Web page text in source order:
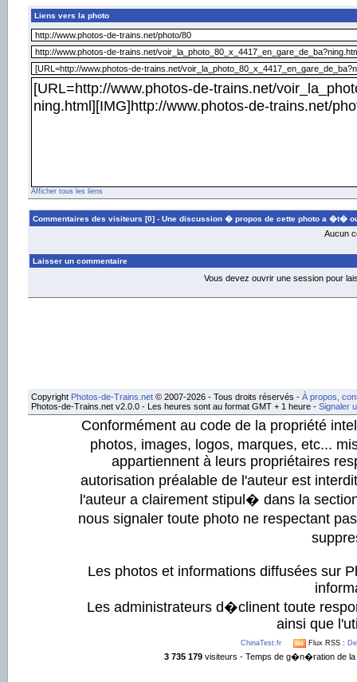
Liens vers la photo
Afficher tous les liens
Commentaires des visiteurs [0] - Une discussion � propos de cette photo a �t�
Aucun
Laisser un commentaire
Vous devez ouvrir une session pour
Copyright Photos-de-Trains.net © 2007-2026 - Tous droits réservés - À propos,
Photos-de-Trains.net v2.0.0 - Les heures sont au format GMT + 1 heure - Signaler
Conformément au code de la propriété
photos, images, logos, marques, etc...
appartiennent à leurs propriétaires
autorisation préalable de l'auteur est
l'auteur a clairement stipul� dans la
nous signaler toute photo ne respectant
Les photos et informations diffusées sur
Les administrateurs d�clinent toute
ainsi que
ChinaTest.fr Flux RSS :
3 735 179visiteurs - Temps de g�n�ration de